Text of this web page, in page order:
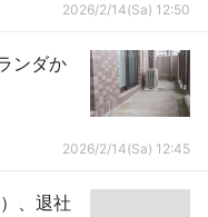
2026/2/14(Sa) 12:50
ンダか
2026/2/14(Sa) 12:45
、退社